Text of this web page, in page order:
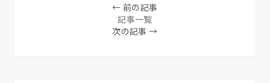
← 前の記事
記事一覧
次の記事 →